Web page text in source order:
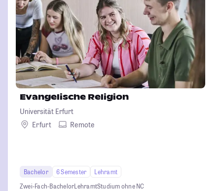
Evangelische Religion
Universität Erfurt
Erfurt
Remote
Bachelor 6 Semester
Lehramt
Zwei-Fach-BachelorLehramtStudium ohne NC